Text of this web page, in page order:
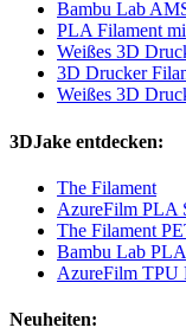
Bambu Lab
PLA Filament
Weißes 3D
3D Drucker
Weißes 3D
3DJake entdecken:
The Filament
AzureFilm PLA
The Filament
Bambu Lab
AzureFilm TPU
Neuheiten: